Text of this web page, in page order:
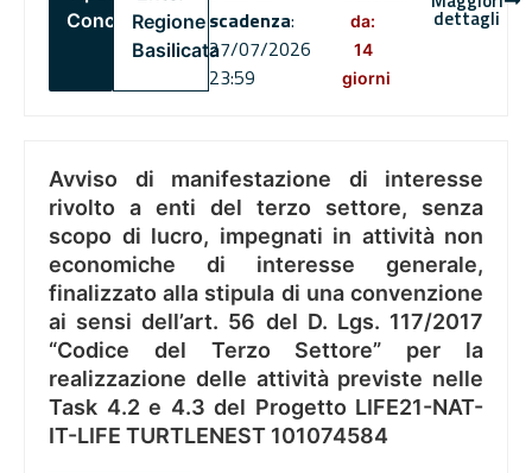
ConcorsiRegione
Basilicata
scadenza:
27/07/2026
23:59
da:
14
giorni
dettagli
Avviso di manifestazione di interesse
rivolto a enti del terzo settore, senza
scopo di lucro, impegnati in attività non
economiche di interesse generale,
finalizzato alla stipula di una convenzione
ai sensi dell’art. 56 del D. Lgs. 117/2017
“Codice del Terzo Settore” per la
realizzazione delle attività previste nelle
Task 4.2 e 4.3 del Progetto LIFE21-NAT-
IT-LIFE TURTLENEST 101074584